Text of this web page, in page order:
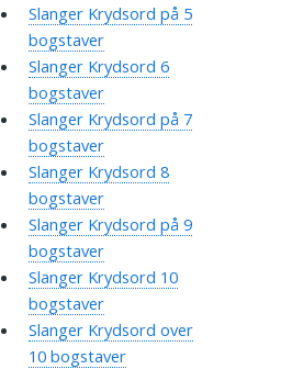
Slanger Krydsord på 5
bogstaver
Slanger Krydsord 6
bogstaver
Slanger Krydsord på 7
bogstaver
Slanger Krydsord 8
bogstaver
Slanger Krydsord på 9
bogstaver
Slanger Krydsord 10
bogstaver
Slanger Krydsord over
10 bogstaver